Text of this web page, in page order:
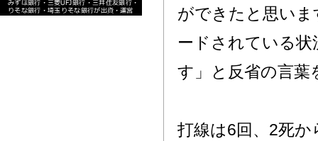
ができたと思い
ードされている
す」と反省の言葉
打線は6回、2死